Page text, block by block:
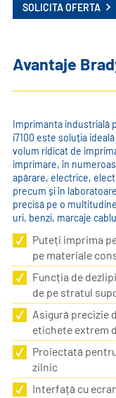
SOLICITA OFERTA
Avantaje
Imprimanta industrială
i7100 este soluția
volum ridicat de
imprimare, în
apărare, electrice,
precum și în
precisă pe o
uri, benzi, marcaje
Puteți imprima
pe materiale
Funcția de
de pe stratul
Asigură precizie
etichete extrem
Proiectată
zilnic
Interfață cu